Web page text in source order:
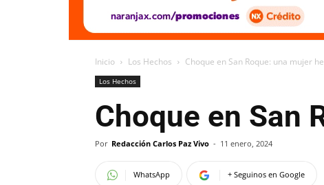
Inicio Los Hechos Choque en San Roque: una mujer
Los Hechos
Choque en San
Por Redacción Carlos Paz Vivo - 11 enero, 2024
WhatsApp + Seguinos en Google